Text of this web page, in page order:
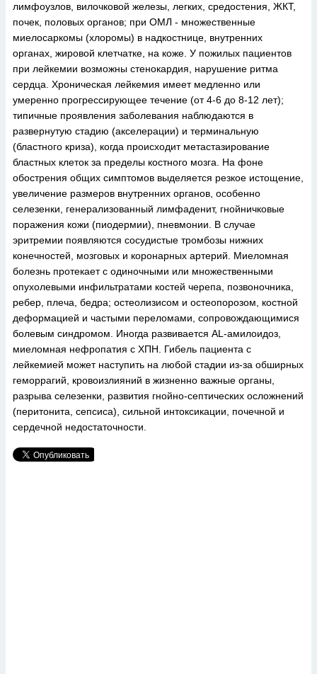
лимфоузлов, вилочковой железы, легких, средостения, ЖКТ,
почек, половых органов; при ОМЛ - множественные
миелосаркомы (хлоромы) в надкостнице, внутренних
органах, жировой клетчатке, на коже. У пожилых пациентов
при лейкемии возможны стенокардия, нарушение ритма
сердца. Хроническая лейкемия имеет медленно или
умеренно прогрессирующее течение (от 4-6 до 8-12 лет);
типичные проявления заболевания наблюдаются в
развернутую стадию (акселерации) и терминальную
(бластного криза), когда происходит метастазирование
бластных клеток за пределы костного мозга. На фоне
обострения общих симптомов выделяется резкое истощение,
увеличение размеров внутренних органов, особенно
селезенки, генерализованный лимфаденит, гнойничковые
поражения кожи (пиодермии), пневмонии. В случае
эритремии появляются сосудистые тромбозы нижних
конечностей, мозговых и коронарных артерий. Миеломная
болезнь протекает с одиночными или множественными
опухолевыми инфильтратами костей черепа, позвоночника,
ребер, плеча, бедра; остеолизисом и остеопорозом, костной
деформацией и частыми переломами, сопровождающимися
болевым синдромом. Иногда развивается AL-амилоидоз,
миеломная нефропатия с ХПН. Гибель пациента с
лейкемией может наступить на любой стадии из-за обширных
геморрагий, кровоизлияний в жизненно важные органы,
разрыва селезенки, развития гнойно-септических осложнений
(перитонита, сепсиса), сильной интоксикации, почечной и
сердечной недостаточности.